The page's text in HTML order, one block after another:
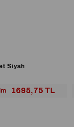
Siyah
1695,75 TL